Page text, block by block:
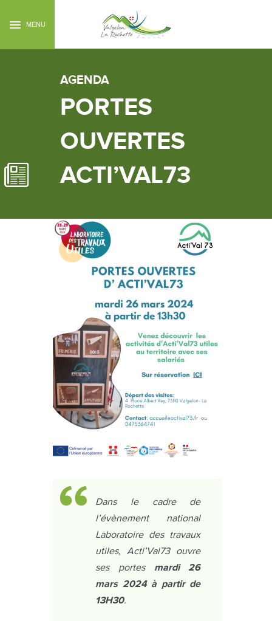
MENU
AGENDA
PORTES
OUVERTES
ACTI’VAL73
Dans le cadre de
l’évènement national
Laboratoire des travaux
utiles, Acti’Val73 ouvre
ses portes mardi 26
mars 2024 à partir de
13H30.